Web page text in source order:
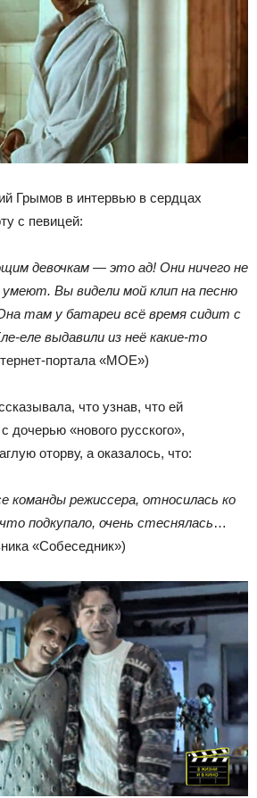
Грымов в интервью в сердцах
с певицей:
девочкам — это ад! Они ничего не
Вы видели мой клип на песню
там у батареи всё время сидит с
еле выдавили из неё какие-то
портала «МОЕ»)
что узнав, что ей
дочерью «нового русского»,
оторву, а оказалось, что:
команды режиссера, относилась ко
подкупало, очень стеснялась…
«Собеседник»)